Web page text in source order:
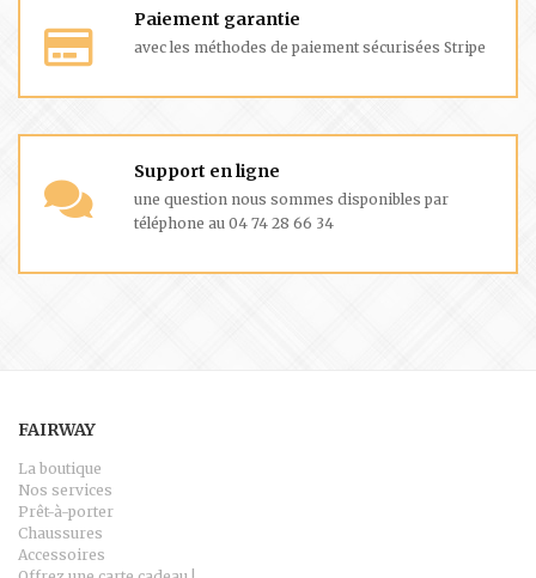
Paiement garantie
avec les méthodes de paiement sécurisées Stripe
Support en ligne
une question nous sommes disponibles par
téléphone au 04 74 28 66 34
FAIRWAY
La boutique
Nos services
Prêt-à-porter
Chaussures
Accessoires